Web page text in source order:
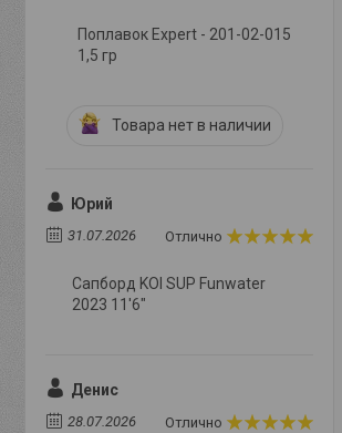
Поплавок Expert - 201-02-015
1,5 гр
Товара нет в наличии
Юрий
31.07.2026 Отлично
Сапборд KOI SUP Funwater
2023 11'6"
Денис
28.07.2026 Отлично